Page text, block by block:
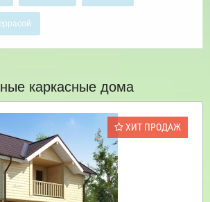
каркасные дома
ХИТ ПРОДАЖ